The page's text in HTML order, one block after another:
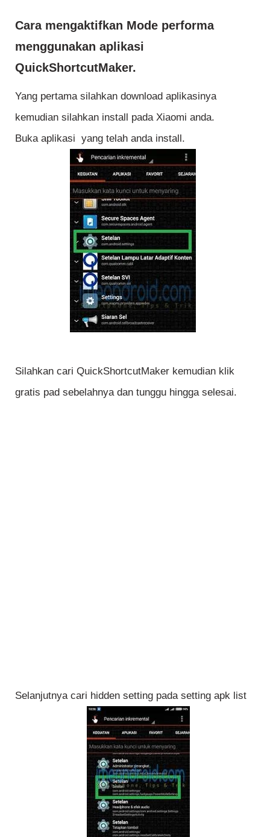
Cara mengaktifkan Mode performa
menggunakan aplikasi
QuickShortcutMaker.
Yang pertama silahkan download aplikasinya
kemudian silahkan install pada Xiaomi anda.
Buka aplikasi yang telah anda install.
Silahkan cari QuickShortcutMaker kemudian klik
gratis pad sebelahnya dan tunggu hingga selesai.
Selanjutnya cari hidden setting pada setting apk list